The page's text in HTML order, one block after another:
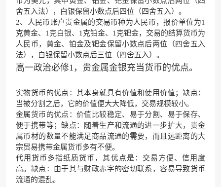
舍五入法），白银保留小数点后四位（四舍五入）。
2、人民币账户贵金属的交易币种为人民币，报价单位为1
克黄金、1克白银、1克铂金、1克钯金，交易的结算货币为
人民币，黄金、铂金及钯金保留小数点后两位（四舍五入
法），白银保留小数点后三位（四舍五入）。
高一政治必修1，贵金属金银充当货币的优点。
实物货币的优点：其本身就具有价值和使用价值；缺点：
当被分割之后，它的价值便大大降低，交易规模较小。
金属货币的优点：价值比较稳定、易于分割、易于保存、
便于携带等；缺点：随着生产和流通的进一步扩大，贵金
属币材的数量不能满足商品流通的需要，而且远距离的大
宗贸易携带金属货币多有不便。
代用货币多指纸质货币，其优点是：交易方便、信用度
高。缺点：由于其与财政赤字的密切联系，容易导致货币
流通的混乱。